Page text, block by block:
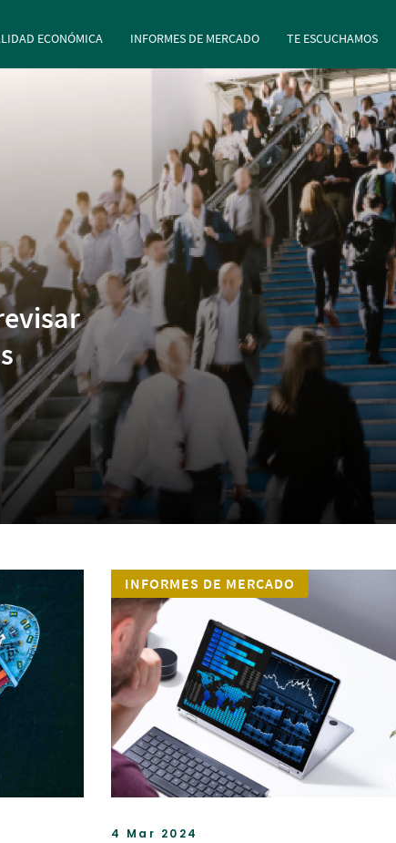
ECONÓMICA INFORMES DE MERCADO TE ESCUCHAMOS
INFORMES DE MERCADO
4 Mar 2024